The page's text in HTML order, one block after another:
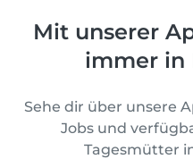
Mit unserer
immer in
Sehe dir über unsere
Jobs und
Tagesmütter